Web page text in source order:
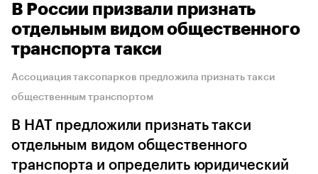
В России призвали признать
отдельным видом общественного
транспорта такси
Ассоциация таксопарков предложила признать такси
общественным транспортом
В НАТ предложили признать такси
отдельным видом общественного
транспорта и определить юридический